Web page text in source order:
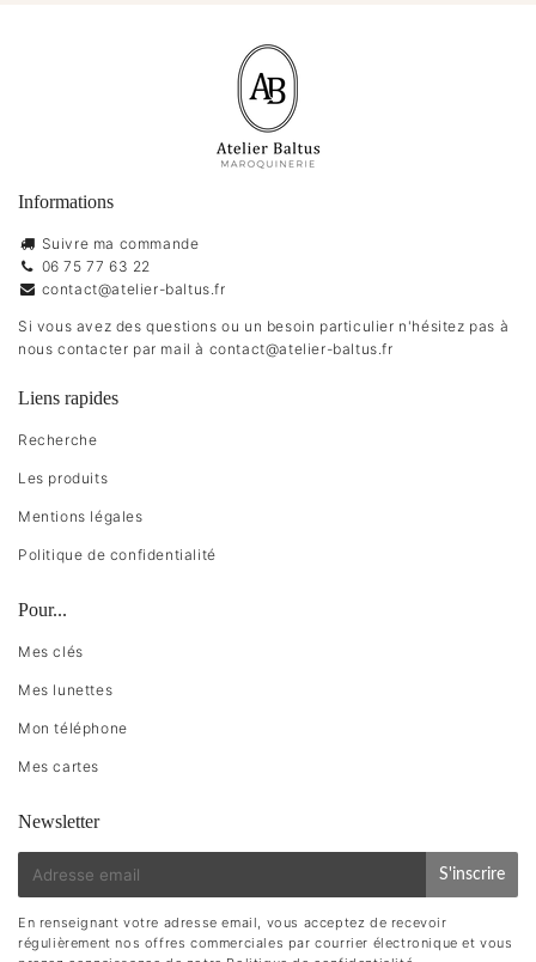
Informations
Suivre ma commande
06 75 77 63 22
contact@atelier-baltus.fr
Si vous avez des questions ou un besoin particulier n'hésitez pas à
nous contacter par mail à contact@atelier-baltus.fr
Liens rapides
Recherche
Les produits
Mentions légales
Politique de confidentialité
Pour...
Mes clés
Mes lunettes
Mon téléphone
Mes cartes
Newsletter
mail
S'inscrire
En renseignant votre adresse email, vous acceptez de recevoir
régulièrement nos offres commerciales par courrier électronique et vous